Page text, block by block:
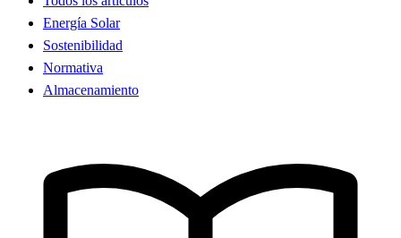
Energía Solar
Sostenibilidad
Normativa
Almacenamiento